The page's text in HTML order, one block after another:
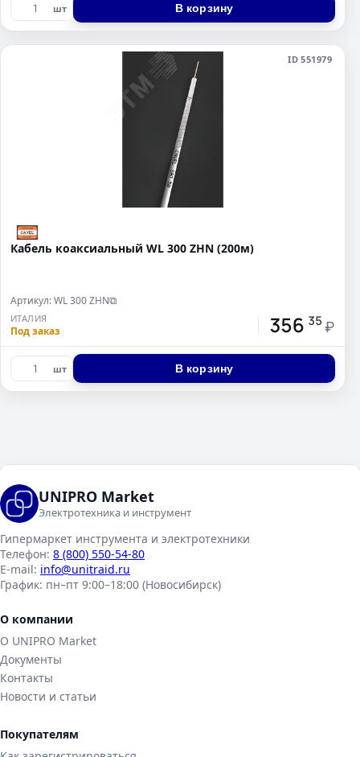
шт В корзину
ID 551979
Кабель коаксиальный WL 300 ZHN (200м)
Артикул: WL 300 ZHN⧉
ИТАЛИЯ
Под заказ 356 35 ₽
шт В корзину
UNIPRO Market
Электротехника и инструмент
Гипермаркет инструмента и электротехники
Телефон: 8 (800) 550-54-80
E-mail: info@unitraid.ru
График: пн–пт 9:00–18:00 (Новосибирск)
О компании
О UNIPRO Market
Документы
Контакты
Новости и статьи
Покупателям